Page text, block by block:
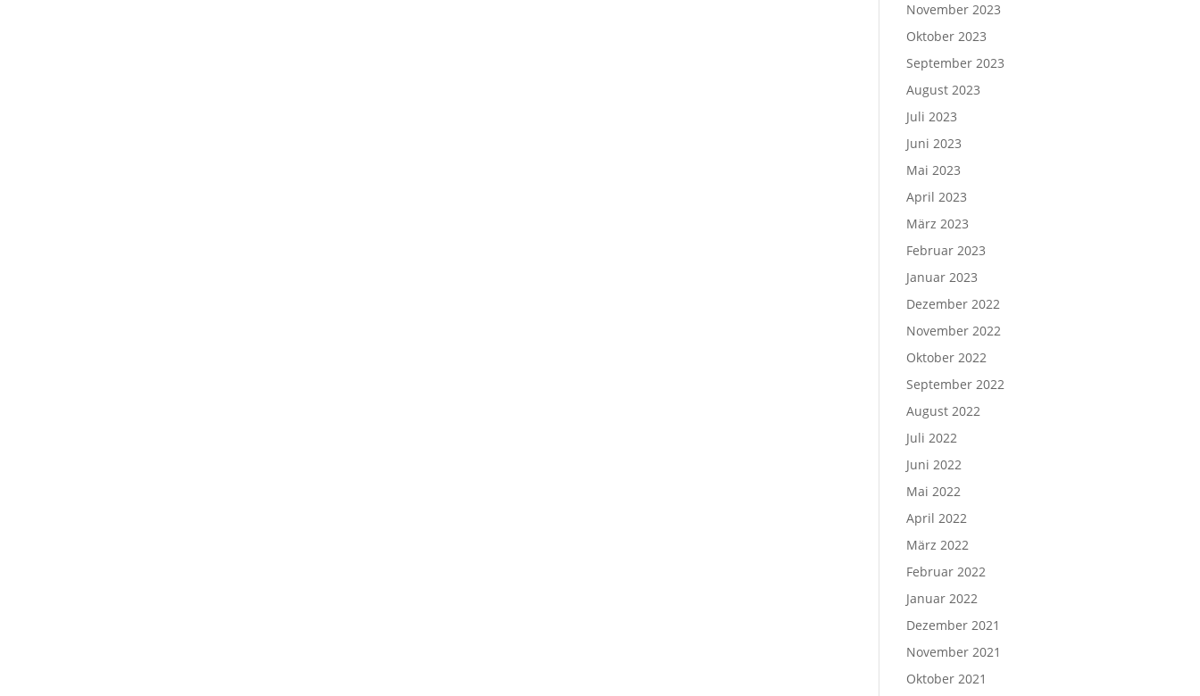
November 2023
Oktober 2023
September 2023
August 2023
Juli 2023
Juni 2023
Mai 2023
April 2023
März 2023
Februar 2023
Januar 2023
Dezember 2022
November 2022
Oktober 2022
September 2022
August 2022
Juli 2022
Juni 2022
Mai 2022
April 2022
März 2022
Februar 2022
Januar 2022
Dezember 2021
November 2021
Oktober 2021